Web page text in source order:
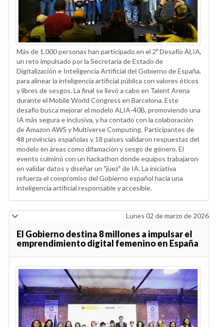
Más de 1.000 personas han participado en el 2º Desafío ALIA,
un reto impulsado por la Secretaría de Estado de
Digitalización e Inteligencia Artificial del Gobierno de España,
para alinear la inteligencia artificial pública con valores éticos
y libres de sesgos. La final se llevó a cabo en Talent Arena
durante el Mobile World Congress en Barcelona. Este
desafío busca mejorar el modelo ALIA-40B, promoviendo una
IA más segura e inclusiva, y ha contado con la colaboración
de Amazon AWS y Multiverse Computing. Participantes de
48 provincias españolas y 18 países validaron respuestas del
modelo en áreas como difamación y sesgo de género. El
evento culminó con un hackathon donde equipos trabajaron
en validar datos y diseñar un "juez" de IA. La iniciativa
refuerza el compromiso del Gobierno español hacia una
inteligencia artificial responsable y accesible.
Lunes 02 de marzo de 2026
El Gobierno destina 8 millones a impulsar el
emprendimiento digital femenino en España